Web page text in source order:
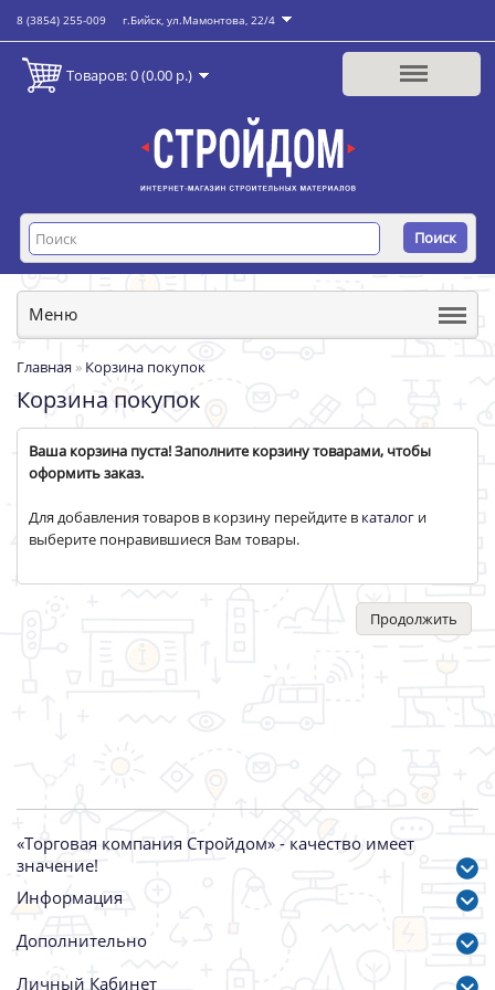
8 (3854) 255-009 г.Бийск, ул.Мамонтова, 22/4
Товаров: 0 (0.00 р.)
Поиск
Меню
Главная » Корзина покупок
Корзина покупок
Ваша корзина пуста! Заполните корзину товарами, чтобы
оформить заказ.
Для добавления товаров в корзину перейдите в каталог и
выберите понравившиеся Вам товары.
Продолжить
«Торговая компания Стройдом» - качество имеет
значение!
Информация
Дополнительно
Личный Кабинет